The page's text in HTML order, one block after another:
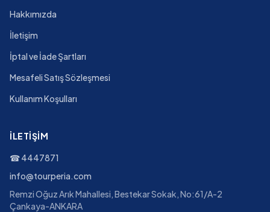
Hakkımızda
İletişim
İptal ve İade Şartları
Mesafeli Satış Sözleşmesi
Kullanım Koşulları
İLETIŞIM
☎4447871
info@tourperia.com
Remzi Oğuz Arık Mahallesi, Bestekar Sokak, No:61/A-2
Çankaya-ANKARA